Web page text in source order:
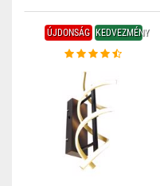
ÚJDONSÁG KEDVEZMÉNY